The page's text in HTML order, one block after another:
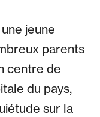
jeune
parents
centre de
du pays,
sur la